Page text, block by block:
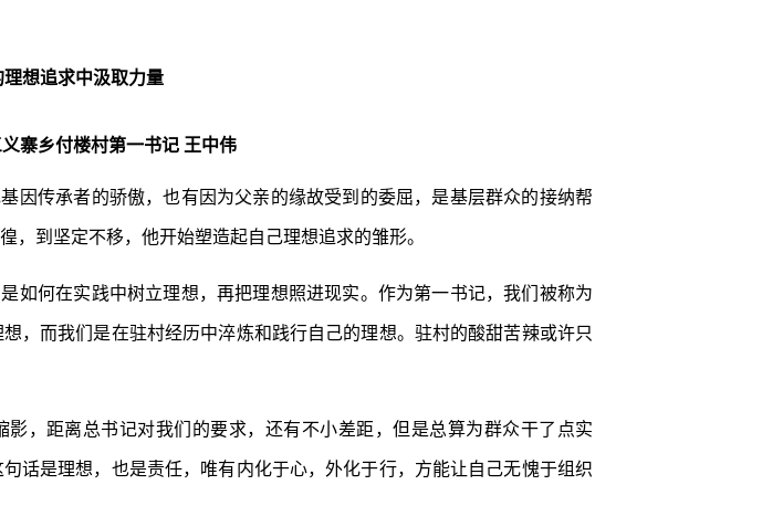
理想追求中汲取力量
寨乡付楼村第一书记 王中伟
因传承者的骄傲，也有因为父亲的缘故受到的委屈，是基层群众的接纳帮
，到坚定不移，他开始塑造起自己理想追求的雏形。
如何在实践中树立理想，再把理想照进现实。作为第一书记，我们被称为
，而我们是在驻村经历中淬炼和践行自己的理想。驻村的酸甜苦辣或许只
，距离总书记对我们的要求，还有不小差距，但是总算为群众干了点实
话是理想，也是责任，唯有内化于心，外化于行，方能让自己无愧于组织